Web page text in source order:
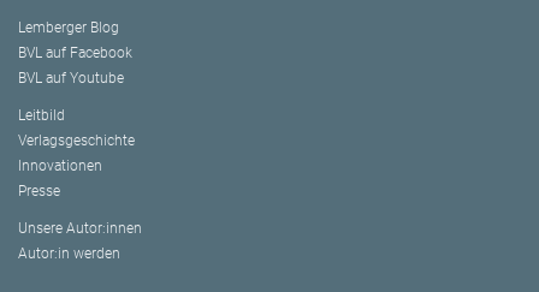
Lemberger Blog
BVL auf Facebook
BVL auf Youtube
Leitbild
Verlagsgeschichte
Innovationen
Presse
Unsere Autor:innen
Autor:in werden